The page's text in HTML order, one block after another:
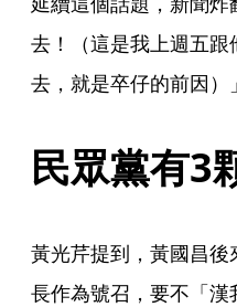
去！（這是我上週五
去，就是卒仔的前因）
民眾黨有3
黃光芹提到，黃國昌
長作為號召，要不「